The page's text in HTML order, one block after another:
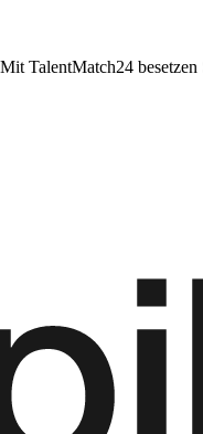
TalentMatch24